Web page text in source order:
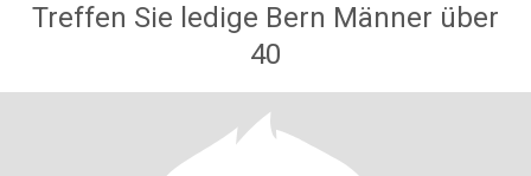
Treffen Sie ledige Bern Männer über
40